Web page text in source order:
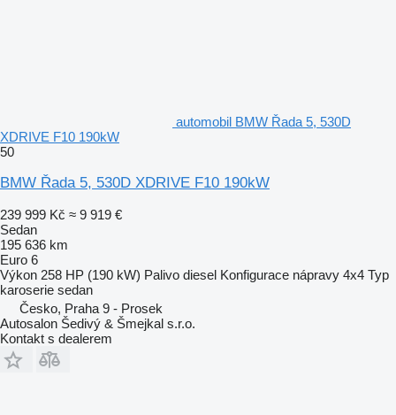
automobil BMW Řada 5, 530D
XDRIVE F10 190kW
50
BMW Řada 5, 530D XDRIVE F10 190kW
239 999 Kč ≈ 9 919 €
Sedan
195 636 km
Euro 6
Výkon 258 HP (190 kW) Palivo diesel Konfigurace nápravy 4x4 Typ
karoserie sedan
Česko, Praha 9 - Prosek
Autosalon Šedivý & Šmejkal s.r.o.
Kontakt s dealerem